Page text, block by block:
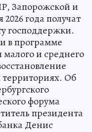
Запорожской и
года получат
господдержки.
в программе
малого и среднего
территориях. Об
форума
президента
Денис